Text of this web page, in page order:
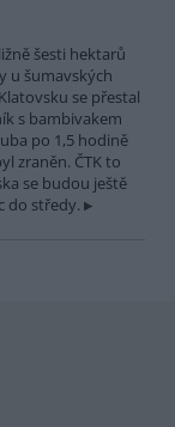
šesti hektarů
u šumavských
se přestal
s bambivakem
po 1,5 hodině
zraněn. ČTK to
se budou ještě
do středy.